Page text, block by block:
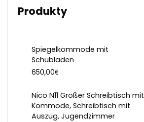
Produkty
Spiegelkommode mit
Schubladen
650,00€
Nico N11 Großer Schreibtisch mit
Kommode, Schreibtisch mit
Auszug, Jugendzimmer